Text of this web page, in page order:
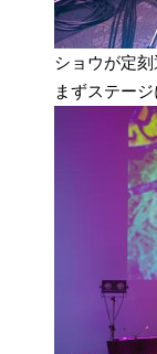
ショウが定
まずステー